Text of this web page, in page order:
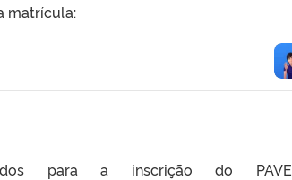
matrícula:
para a inscrição do PAVE